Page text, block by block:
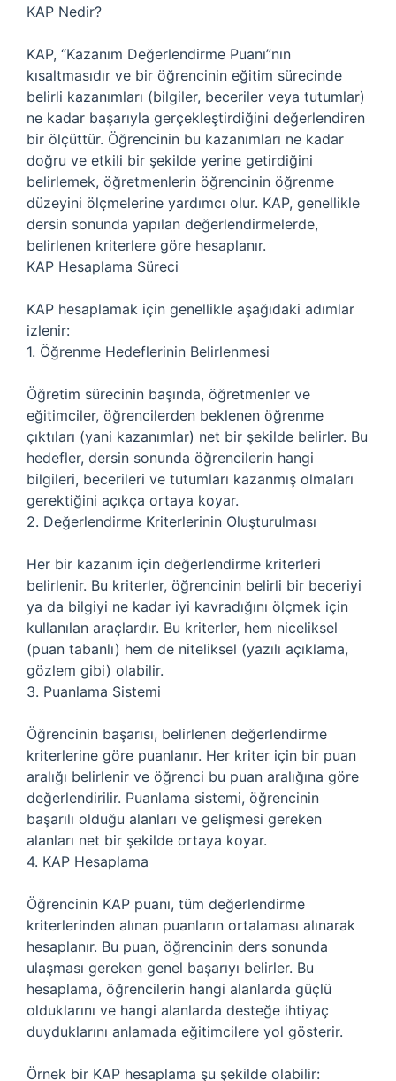
KAP Nedir?
KAP, “Kazanım Değerlendirme Puanı”nın
kısaltmasıdır ve bir öğrencinin eğitim sürecinde
belirli kazanımları (bilgiler, beceriler veya tutumlar)
ne kadar başarıyla gerçekleştirdiğini değerlendiren
bir ölçüttür. Öğrencinin bu kazanımları ne kadar
doğru ve etkili bir şekilde yerine getirdiğini
belirlemek, öğretmenlerin öğrencinin öğrenme
düzeyini ölçmelerine yardımcı olur. KAP, genellikle
dersin sonunda yapılan değerlendirmelerde,
belirlenen kriterlere göre hesaplanır.
KAP Hesaplama Süreci
KAP hesaplamak için genellikle aşağıdaki adımlar
izlenir:
1. Öğrenme Hedeflerinin Belirlenmesi
Öğretim sürecinin başında, öğretmenler ve
eğitimciler, öğrencilerden beklenen öğrenme
çıktıları (yani kazanımlar) net bir şekilde belirler. Bu
hedefler, dersin sonunda öğrencilerin hangi
bilgileri, becerileri ve tutumları kazanmış olmaları
gerektiğini açıkça ortaya koyar.
2. Değerlendirme Kriterlerinin Oluşturulması
Her bir kazanım için değerlendirme kriterleri
belirlenir. Bu kriterler, öğrencinin belirli bir beceriyi
ya da bilgiyi ne kadar iyi kavradığını ölçmek için
kullanılan araçlardır. Bu kriterler, hem niceliksel
(puan tabanlı) hem de niteliksel (yazılı açıklama,
gözlem gibi) olabilir.
3. Puanlama Sistemi
Öğrencinin başarısı, belirlenen değerlendirme
kriterlerine göre puanlanır. Her kriter için bir puan
aralığı belirlenir ve öğrenci bu puan aralığına göre
değerlendirilir. Puanlama sistemi, öğrencinin
başarılı olduğu alanları ve gelişmesi gereken
alanları net bir şekilde ortaya koyar.
4. KAP Hesaplama
Öğrencinin KAP puanı, tüm değerlendirme
kriterlerinden alınan puanların ortalaması alınarak
hesaplanır. Bu puan, öğrencinin ders sonunda
ulaşması gereken genel başarıyı belirler. Bu
hesaplama, öğrencilerin hangi alanlarda güçlü
olduklarını ve hangi alanlarda desteğe ihtiyaç
duyduklarını anlamada eğitimcilere yol gösterir.
Örnek bir KAP hesaplama şu şekilde olabilir: